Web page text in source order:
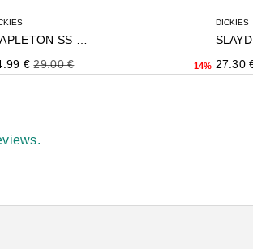
de oferta
€Precio normal
29.00 € 14%
DICKIES
Precio
27.30